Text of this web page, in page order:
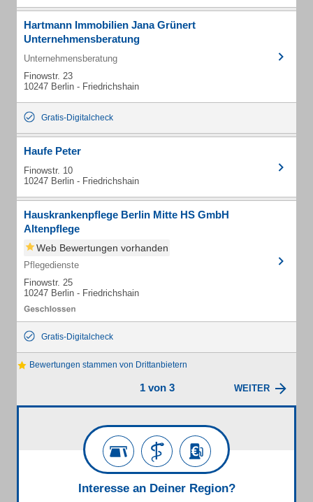
Hartmann Immobilien Jana Grünert
Unternehmensberatung
Unternehmensberatung
Finowstr. 23
10247 Berlin - Friedrichshain
Gratis-Digitalcheck
Haufe Peter
Finowstr. 10
10247 Berlin - Friedrichshain
Hauskrankenpflege Berlin Mitte HS GmbH
Altenpflege
Web Bewertungen vorhanden
Pflegedienste
Finowstr. 25
10247 Berlin - Friedrichshain
Gratis-Digitalcheck
Bewertungen stammen von Drittanbietern
1 von 3 WEITER
Interesse an Deiner Region?